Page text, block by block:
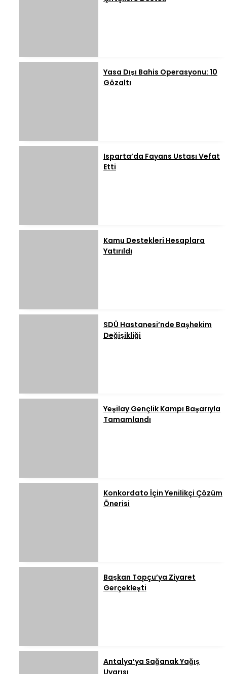
Yasa Dışı Bahis Operasyonu: 10
Gözaltı
Isparta’da Fayans Ustası Vefat
Etti
Kamu Destekleri Hesaplara
Yatırıldı
SDÜ Hastanesi’nde Başhekim
Değişikliği
Yeşilay Gençlik Kampı Başarıyla
Tamamlandı
Konkordato İçin Yenilikçi Çözüm
Önerisi
Başkan Topçu’ya Ziyaret
Gerçekleşti
Antalya’ya Sağanak Yağış